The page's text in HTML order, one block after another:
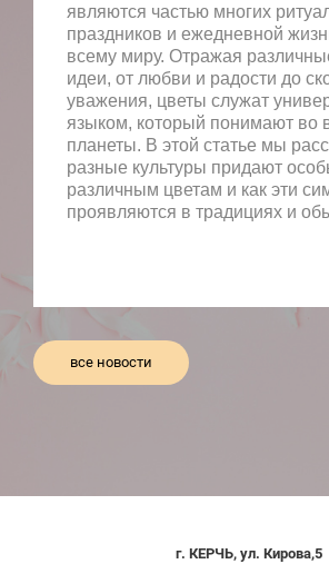
являются частью многих
праздников и ежедневной
всему миру. Отражая
идеи, от любви и радости до
уважения, цветы служат
языком, который понимают во
планеты. В этой статье мы
разные культуры придают
различным цветам и как эти
проявляются в традициях и
все новости
г. КЕРЧЬ, ул. Кирова,5